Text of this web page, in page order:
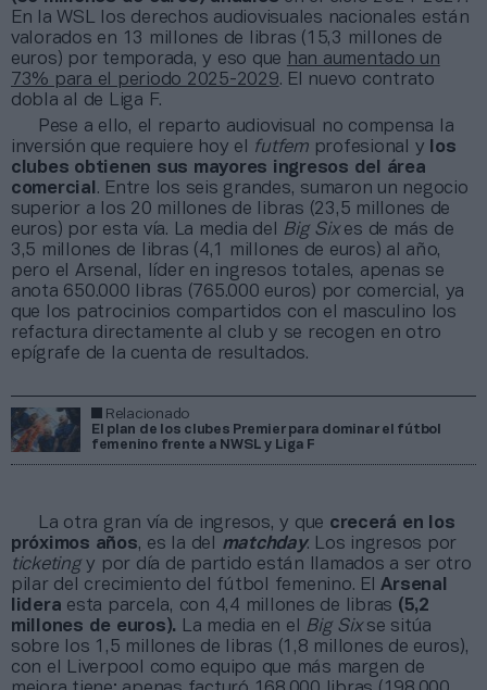
En la WSL los derechos audiovisuales nacionales están
valorados en 13 millones de libras (15,3 millones de
euros) por temporada, y eso que han aumentado un
73% para el periodo 2025-2029. El nuevo contrato
dobla al de Liga F.
Pese a ello, el reparto audiovisual no compensa la
inversión que requiere hoy el
futfemprofesional y los
clubes obtienen sus mayores ingresos del área
comercial . Entre los seis grandes, sumaron un negocio
superior a los 20 millones de libras (23,5 millones de
euros) por esta vía. La media del
Big Sixes de más de
3,5 millones de libras (4,1 millones de euros) al año,
pero el Arsenal, líder en ingresos totales, apenas se
anota 650.000 libras (765.000 euros) por comercial, ya
que los patrocinios compartidos con el masculino los
refactura directamente al club y se recogen en otro
epígrafe de la cuenta de resultados.
Relacionado
El plan de los clubes Premier para dominar el fútbol
femenino frente a NWSL y Liga F
La otra gran vía de ingresos, y que crecerá en los
próximos años, es la del matchday. Los ingresos por
ticketingy por día de partido están llamados a ser otro
pilar del crecimiento del fútbol femenino. ElArsenal
lidera esta parcela, con 4,4 millones de libras (5,2
millones de euros).
La media en el Big Sixse sitúa
sobre los 1,5 millones de libras (1,8 millones de euros),
con el Liverpool como equipo que más margen de